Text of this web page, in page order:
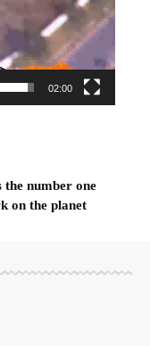
02:00
the number one
on the planet